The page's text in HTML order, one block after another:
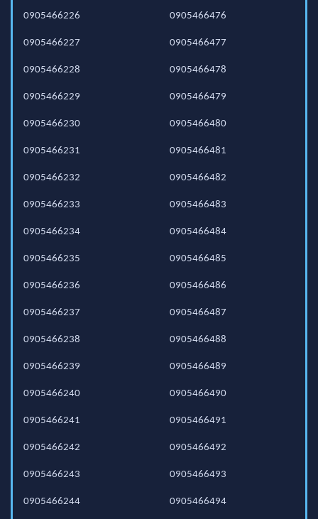
0905466226
0905466227
0905466228
0905466229
0905466230
0905466231
0905466232
0905466233
0905466234
0905466235
0905466236
0905466237
0905466238
0905466239
0905466240
0905466241
0905466242
0905466243
0905466244
0905466476
0905466477
0905466478
0905466479
0905466480
0905466481
0905466482
0905466483
0905466484
0905466485
0905466486
0905466487
0905466488
0905466489
0905466490
0905466491
0905466492
0905466493
0905466494